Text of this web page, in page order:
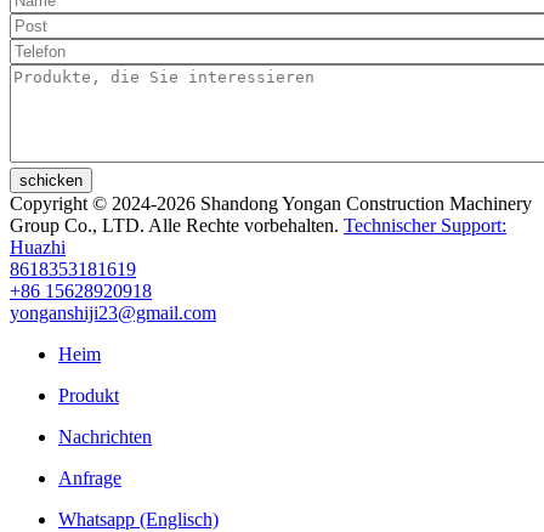
schicken
Copyright © 2024-2026 Shandong Yongan Construction Machinery
Group Co., LTD. Alle Rechte vorbehalten. Technischer Support:
Huazhi
8618353181619
+86 15628920918
yonganshiji23@gmail.com
Heim
Produkt
Nachrichten
Anfrage
Whatsapp (Englisch)